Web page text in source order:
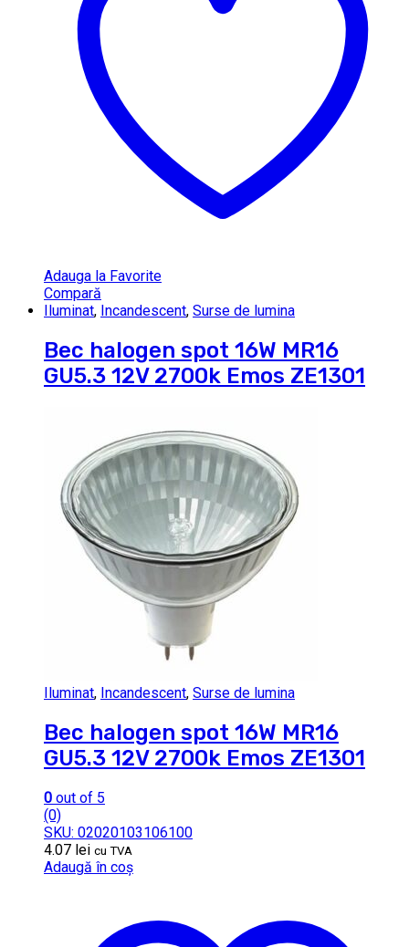
Adauga la Favorite
Compară
Iluminat, Incandescent, Surse de lumina
Bec halogen spot 16W MR16
GU5.3 12V 2700k Emos ZE1301
Iluminat, Incandescent, Surse de lumina
Bec halogen spot 16W MR16
GU5.3 12V 2700k Emos ZE1301
0 out of 5
(0)
SKU: 02020103106100
4.07 lei cu TVA
Adaugă în coș